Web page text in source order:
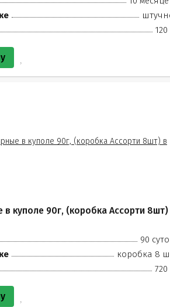
120
куполе 90г, (коробка Ассорти 8шт)
90
коробка 8
720